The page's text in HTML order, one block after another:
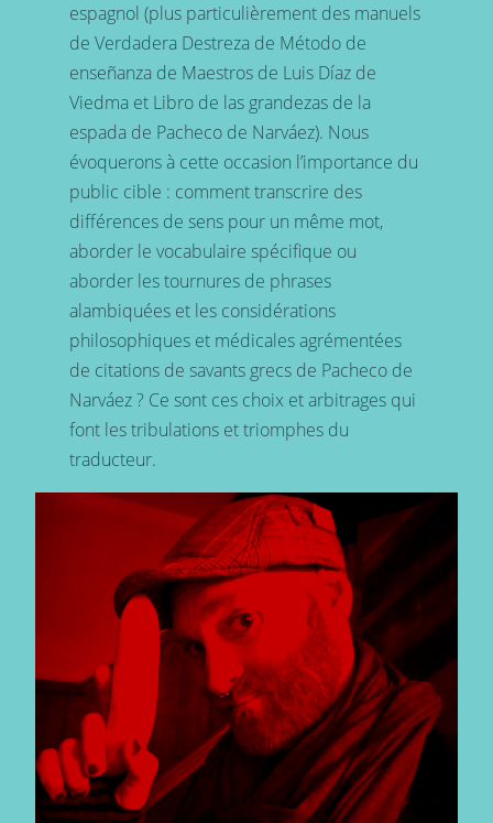
espagnol (plus particulièrement des manuels
de Verdadera Destreza de Método de
enseñanza de Maestros de Luis Díaz de
Viedma et Libro de las grandezas de la
espada de Pacheco de Narváez). Nous
évoquerons à cette occasion l’importance du
public cible : comment transcrire des
différences de sens pour un même mot,
aborder le vocabulaire spécifique ou
aborder les tournures de phrases
alambiquées et les considérations
philosophiques et médicales agrémentées
de citations de savants grecs de Pacheco de
Narváez ? Ce sont ces choix et arbitrages qui
font les tribulations et triomphes du
traducteur.